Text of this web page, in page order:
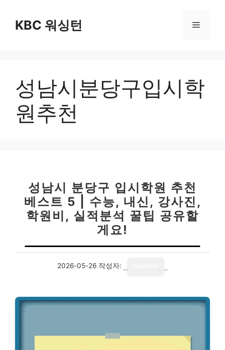
KBC 워싱턴 메
성남시분당구입시학
원추천
성남시 분당구 입시학원 추천
베스트 5 | 수능, 내신, 강사진,
학원비, 실적분석 꿀팁 공유할
게요!
2026-05-26 작성자: